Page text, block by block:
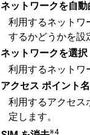
ネットワークを自
利用するネットワ
するかどうかを設
ネットワークを選択
利用するネットワ
アクセス ポイント名
利用するアクセス
定します。
※4